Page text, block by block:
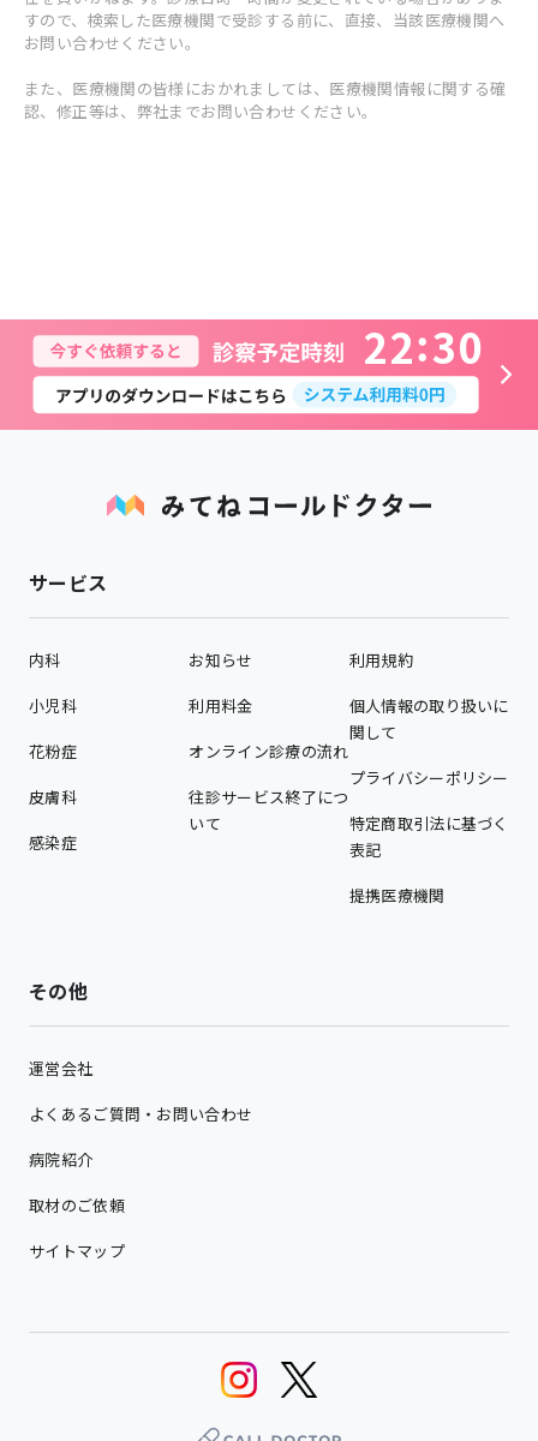
すので、検索した医療機関で受診する前に、直接、当該医療機関へ
お問い合わせください。
また、医療機関の皆様におかれましては、医療機関情報に関する確
認、修正等は、弊社までお問い合わせください。
22 30
サービス
内科
小児科
花粉症
皮膚科
感染症
お知らせ
利用料金
オンライン診療の流れ
往診サービス終了につ
いて
利用規約
個人情報の取り扱いに
関して
プライバシーポリシー
特定商取引法に基づく
表記
提携医療機関
その他
運営会社
よくあるご質問・お問い合わせ
病院紹介
取材のご依頼
サイトマップ